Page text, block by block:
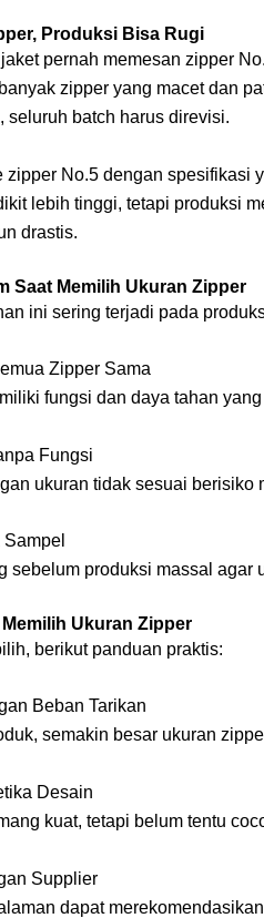
Produksi Bisa Rugi
pernah memesan zipper
zipper yang macet dan
seluruh batch harus direvisi.
zipper No.5 dengan spesifikasi
lebih tinggi, tetapi produksi
drastis.
Saat Memilih Ukuran Zipper
ini sering terjadi pada
Zipper Sama
fungsi dan daya tahan
Fungsi
ukuran tidak sesuai berisiko
sebelum produksi massal agar
Ukuran Zipper
berikut panduan praktis:
Beban Tarikan
semakin besar ukuran
Desain
kuat, tetapi belum tentu
Supplier
dapat